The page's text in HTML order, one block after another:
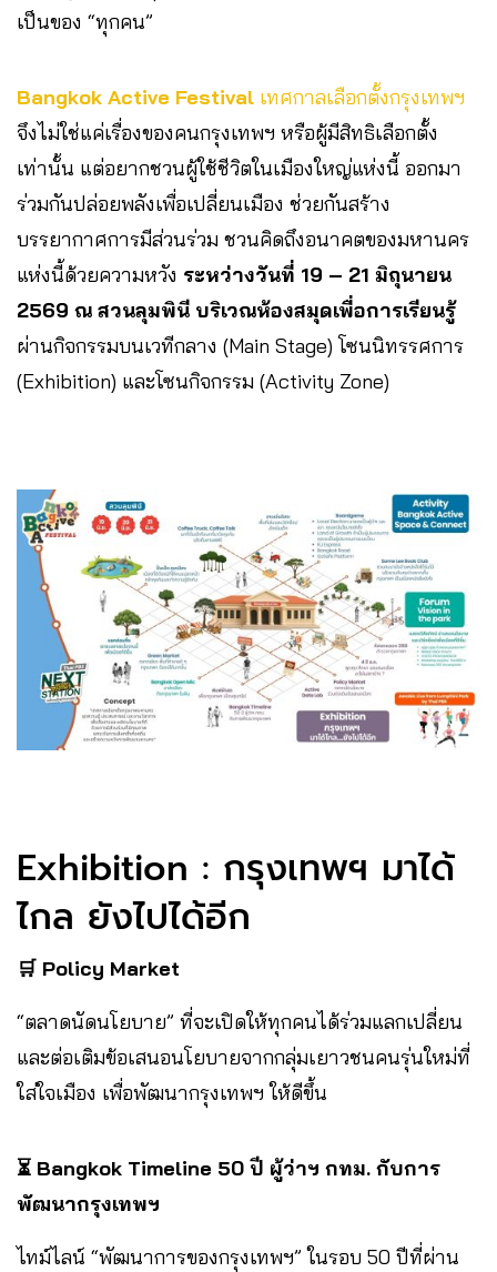
เป็นของ “ทุกคน”
Bangkok Active Festival เทศกาลเลือกตั้งกรุงเทพฯ
จึงไม่ใช่แค่เรื่องของคนกรุงเทพฯ หรือผู้มีสิทธิเลือกตั้ง
เท่านั้น แต่อยากชวนผู้ใช้ชีวิตในเมืองใหญ่แห่งนี้ ออกมา
ร่วมกันปล่อยพลังเพื่อเปลี่ยนเมือง ช่วยกันสร้าง
บรรยากาศการมีส่วนร่วม ชวนคิดถึงอนาคตของมหานคร
แห่งนี้ด้วยความหวัง ระหว่างวันที่ 19 – 21 มิถุนายน
2569 ณ สวนลุมพินี บริเวณห้องสมุดเพื่อการเรียนรู้
ผ่านกิจกรรมบนเวทีกลาง (Main Stage) โซนนิทรรศการ
(Exhibition) และโซนกิจกรรม (Activity Zone)
Exhibition : กรุงเทพฯ มาได้
ไกล ยังไปได้อีก
🛒 Policy Market
“ตลาดนัดนโยบาย” ที่จะเปิดให้ทุกคนได้ร่วมแลกเปลี่ยน
และต่อเติมข้อเสนอนโยบายจากกลุ่มเยาวชนคนรุ่นใหม่ที่
ใส่ใจเมือง เพื่อพัฒนากรุงเทพฯ ให้ดีขึ้น
⏳ Bangkok Timeline 50 ปี ผู้ว่าฯ กทม. กับการ
พัฒนากรุงเทพฯ
ไทม์ไลน์ “พัฒนาการของกรุงเทพฯ” ในรอบ 50 ปีที่ผ่าน